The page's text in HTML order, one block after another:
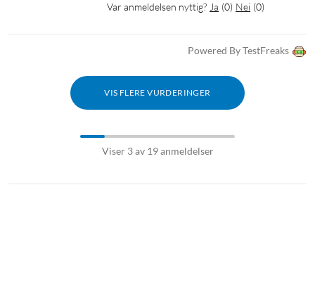
Var anmeldelsen nyttig? Ja (0) Nei (0)
Powered By TestFreaks
VIS FLERE VURDERINGER
Viser 3 av 19 anmeldelser